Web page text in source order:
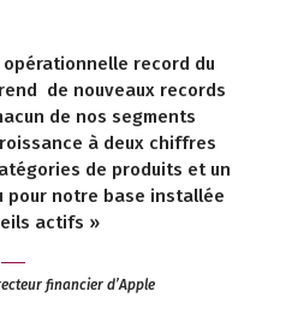
record du
de nouveaux records
de nos segments
à deux chiffres
de produits et un
pour notre base installée
actifs »
financier d’Apple